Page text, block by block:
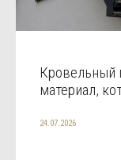
Кровельный
материал,
24.07.2026